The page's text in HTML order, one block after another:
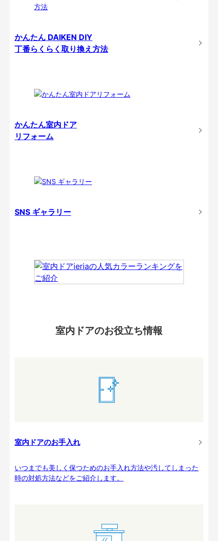
かんたん DAIKEN DIY
丁番らくらく取り換え方法
かんたん室内ドア
リフォーム
SNS ギャラリー
室内ドアのお役立ち情報
室内ドアのお手入れ
いつまでも美しく保つためのお手入れ方法や汚してしまった
時の対処方法などをご紹介します。